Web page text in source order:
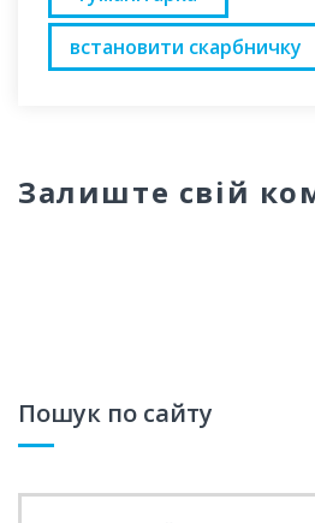
встановити скарбничку
Залиште свій
Пошук по сайту